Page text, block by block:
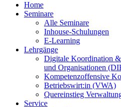
Home
Seminare
Alle Seminare
Inhouse-Schulungen
E-Learning
Lehrgänge
Digitale Koordination
und Organisationen
Kompetenzoffensive
Betriebswirt:in (VWA)
Quereinstieg
Service